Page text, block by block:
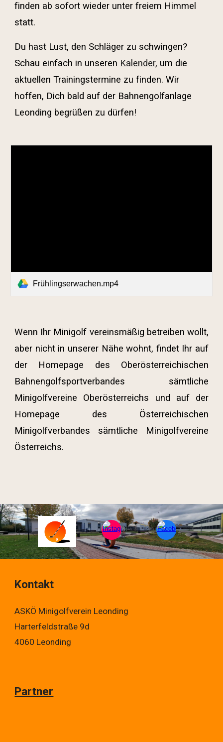
finden ab sofort wieder unter freiem Himmel
statt.
Du hast Lust, den Schläger zu schwingen?
Schau einfach in unseren Kalender, um die
aktuellen Trainingstermine zu finden. Wir
hoffen, Dich bald auf der Bahnengolfanlage
Leonding begrüßen zu dürfen!
Frühlingserwachen.mp4
Wenn Ihr Minigolf vereinsmäßig betreiben wollt,
aber nicht in unserer Nähe wohnt, findet Ihr auf
der Homepage des Oberösterreichischen
Bahnengolfsportverbandes sämtliche
Minigolfvereine Oberösterreichs und auf der
Homepage des Österreichischen
Minigolfverbandes sämtliche Minigolfvereine
Österreichs.
Kontakt
ASKÖ Minigolfverein Leonding
Harterfeldstraße 9d
4060 Leonding
Partner